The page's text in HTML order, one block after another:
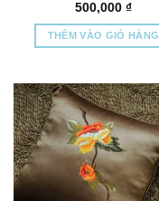
500,000 ₫
THÊM VÀO GIỎ HÀNG